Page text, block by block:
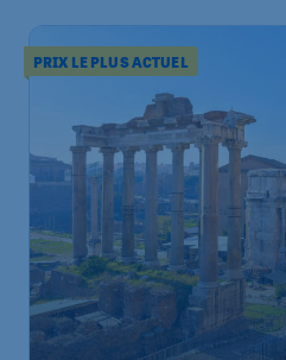
PRIX LE PLUS ACTUEL
Depuis Bruxelles
Rome